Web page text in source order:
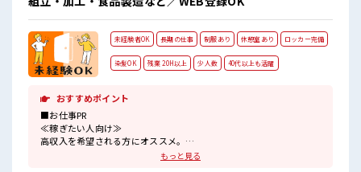
未経験者OK 長期の仕事 制服あり 休憩室あり ロッカー完備
染髪OK 残業 20H以上 少人数 40代以上も活躍
おすすめポイント
■お仕事PR
≪稼ぎたい人向け≫
高収入を希望される方にオススメ。
残業は月20時間以上あります♪もっと見る